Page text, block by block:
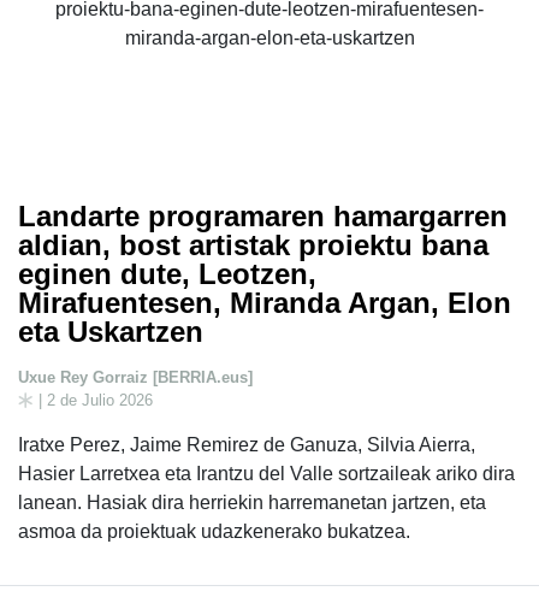
Landarte programaren hamargarren
aldian, bost artistak proiektu bana
eginen dute, Leotzen,
Mirafuentesen, Miranda Argan, Elon
eta Uskartzen
Uxue Rey Gorraiz [BERRIA.eus]
| 2 de Julio 2026
Iratxe Perez, Jaime Remirez de Ganuza, Silvia Aierra,
Hasier Larretxea eta Irantzu del Valle sortzaileak ariko dira
lanean. Hasiak dira herriekin harremanetan jartzen, eta
asmoa da proiektuak udazkenerako bukatzea.